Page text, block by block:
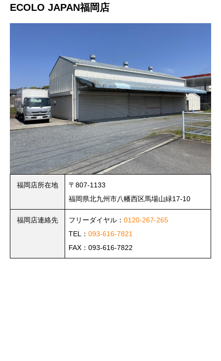
ECOLO JAPAN福岡店
福岡店所在地
〒807-1133
福岡県北九州市八幡西区馬場山緑17-10
福岡店連絡先 フリーダイヤル： 0120-267-265
TEL： 093-616-7821
FAX：093-616-7822